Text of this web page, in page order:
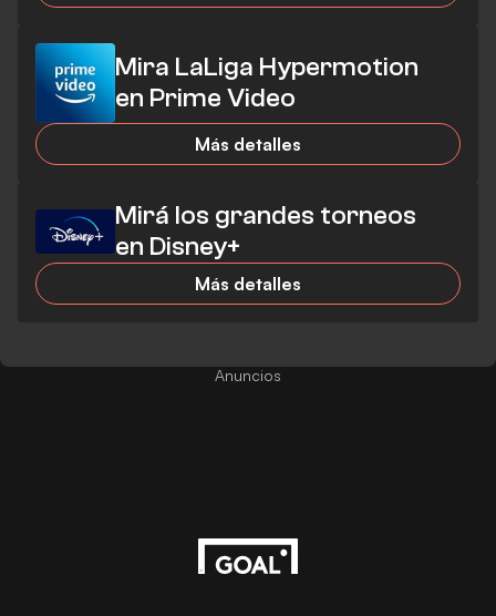
Mira LaLiga Hypermotion
en Prime Video
Más detalles
Mirá los grandes torneos
en Disney+
Más detalles
Anuncios